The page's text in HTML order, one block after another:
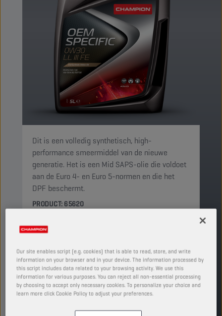
Dit is een volledig synthetisch, high-
performance smeermiddel van de nieuwe
generatie. Het is een Mid SAPS-olie die voldoet
aan de Euro 4- en Euro 5-normen en die het
DPF beschermt.
PRODUCT: 65620
TDS MSDS
Our site enables script (e.g. cookies) that is able to read, store, and write
information on your browser and in your device. The information processed by
this script includes data related to your browsing activity. We use this
information for various purposes. You can reject all non-essential processing
by choosing to accept only necessary cookies. To personalize your choice and
learn more click Cookie Policy to adjust your preferences.